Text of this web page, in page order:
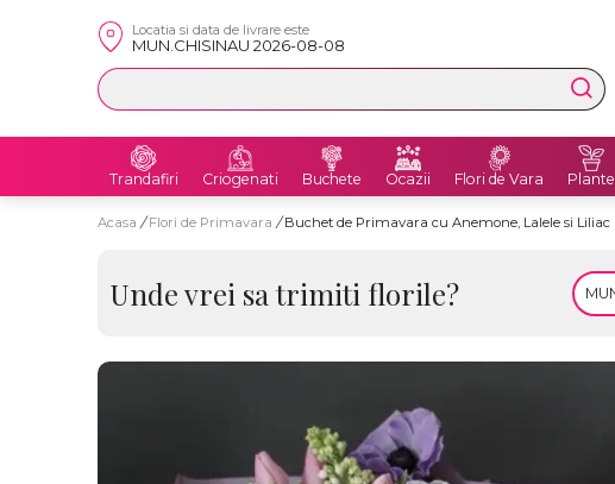
Locatia si data de livrare este
MUN.CHISINAU 2026-08-08
Trandafiri Criogenati Buchete Ocazii Flori de Vara Plante
Acasa / Flori de Primavara / Buchet de Primavara cu Anemone, Lalele si Liliac
Unde vrei sa trimiti florile?